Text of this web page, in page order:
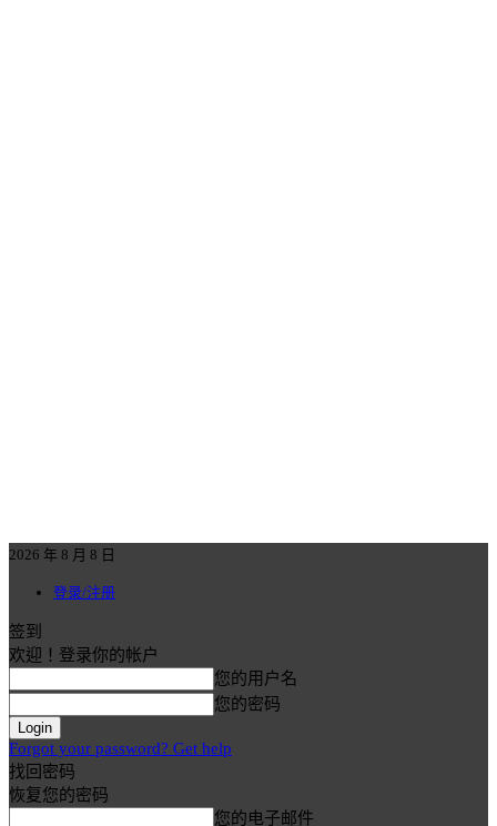
2026 年 8 月 8 日
登录/注册
签到
欢迎！登录你的帐户
您的用户名
您的密码
Forgot your password? Get help
找回密码
恢复您的密码
您的电子邮件